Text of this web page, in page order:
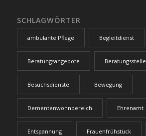
SCHLAGWÖRTER
ambulante Pflege Begleitdienst
Beratungsangebote Beratungsstelle
Besuchsdienste Bewegung
Dementenwohnbereich Ehrenamt
Entspannung Frauenfrühstück